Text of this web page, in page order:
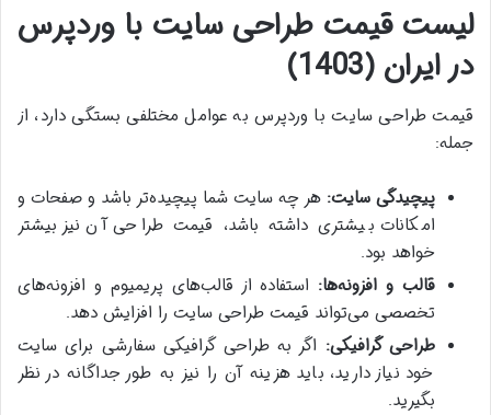
لیست قیمت طراحی سایت با وردپرس
در ایران (1403)
قیمت طراحی سایت با وردپرس به عوامل مختلفی بستگی دارد، از
جمله:
پیچیدگی سایت: هر چه سایت شما پیچیده‌تر باشد و صفحات و
امکانات بیشتری داشته باشد، قیمت طراحی آن نیز بیشتر
خواهد بود.
قالب و افزونه‌ها: استفاده از قالب‌های پریمیوم و افزونه‌های
تخصصی می‌تواند قیمت طراحی سایت را افزایش دهد.
طراحی گرافیکی: اگر به طراحی گرافیکی سفارشی برای سایت
خود نیاز دارید، باید هزینه آن را نیز به طور جداگانه در نظر
بگیرید.